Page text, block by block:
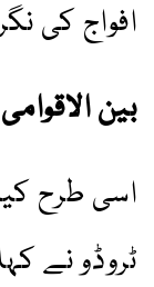
افواج کی
بین
اسی طرح
ٹروڈو نے